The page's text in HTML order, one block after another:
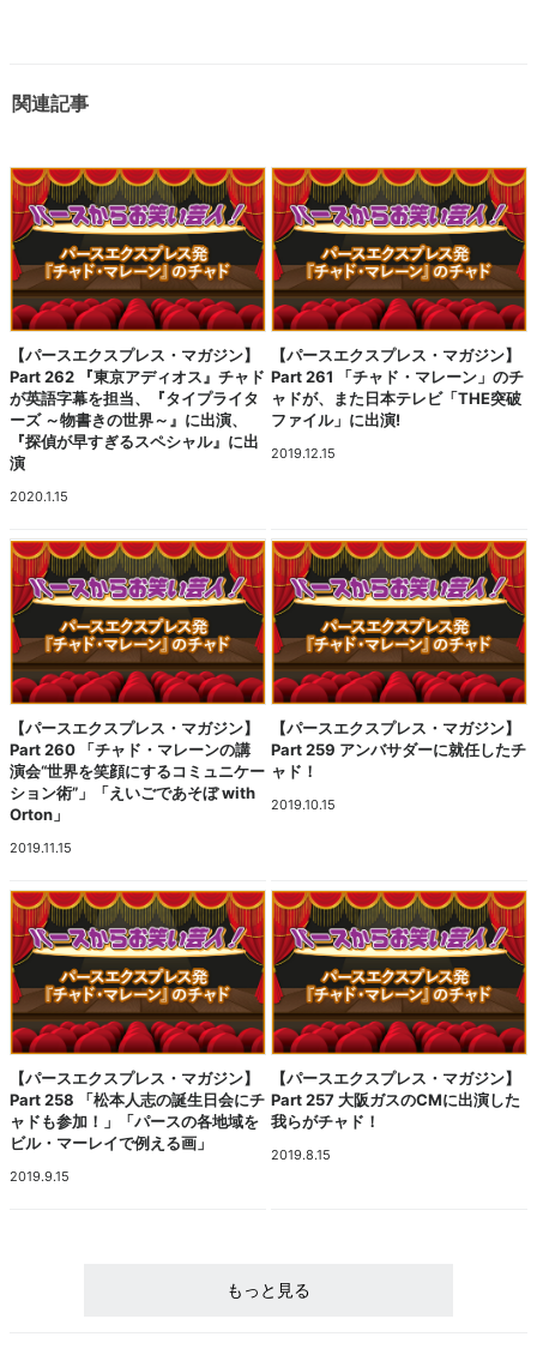
関連記事
【パースエクスプレス・マガジン】
Part 262 『東京アディオス』チャド
が英語字幕を担当、『タイプライタ
ーズ ～物書きの世界～』に出演、
『探偵が早すぎるスペシャル』に出
演
2020.1.15
【パースエクスプレス・マガジン】
Part 261 「チャド・マレーン」のチ
ャドが、また日本テレビ「THE突破
ファイル」に出演!
2019.12.15
【パースエクスプレス・マガジン】
Part 260 「チャド・マレーンの講
演会“世界を笑顔にするコミュニケー
ション術”」「えいごであそぼ with
Orton」
2019.11.15
【パースエクスプレス・マガジン】
Part 259 アンバサダーに就任したチ
ャド！
2019.10.15
【パースエクスプレス・マガジン】
Part 258 「松本人志の誕生日会にチ
ャドも参加！」「パースの各地域を
ビル・マーレイで例える画」
2019.9.15
【パースエクスプレス・マガジン】
Part 257 大阪ガスのCMに出演した
我らがチャド！
2019.8.15
もっと見る